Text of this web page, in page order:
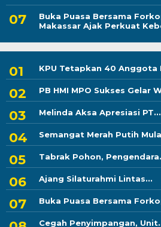
Buka Puasa Bersama
Makassar Ajak Perkuat
KPU Tetapkan 40 Anggota
PB HMI MPO Sukses Gelar
Melinda Aksa Apresiasi PT...
Semangat Merah Putih
Tabrak Pohon,
Ajang Silaturahmi Lintas...
Buka Puasa Bersama
Cegah Penyimpangan,